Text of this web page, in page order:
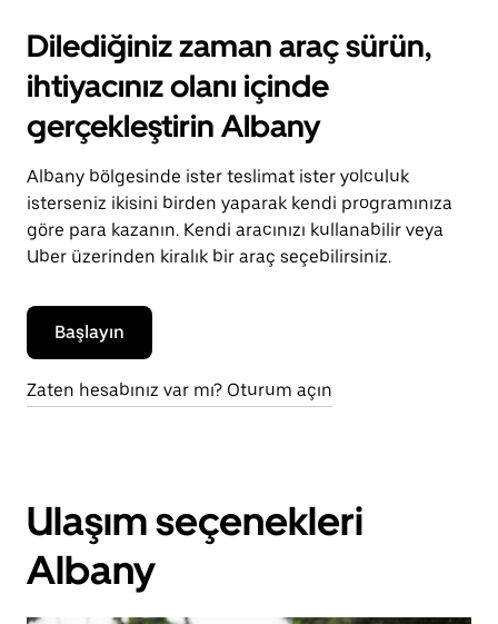
Dilediğiniz zaman araç sürün,
ihtiyacınız olanı içinde
gerçekleştirin Albany
Albany bölgesinde ister teslimat ister yolculuk
isterseniz ikisini birden yaparak kendi programınıza
göre para kazanın. Kendi aracınızı kullanabilir veya
Uber üzerinden kiralık bir araç seçebilirsiniz.
Başlayın
Zaten hesabınız var mı? Oturum açın
Ulaşım seçenekleri
Albany